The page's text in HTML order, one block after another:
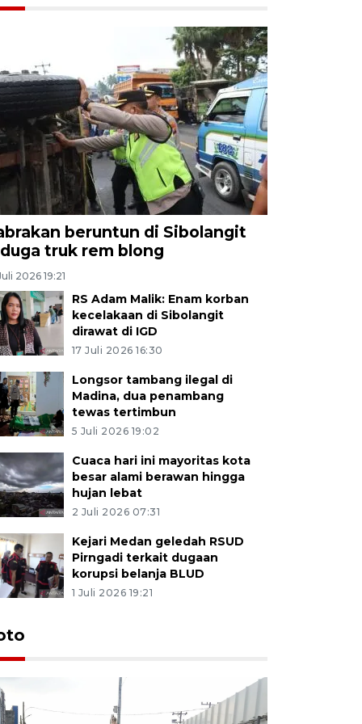
beruntun di Sibolangit
truk rem blong
2026 19:21
RS Adam Malik: Enam korban
kecelakaan di Sibolangit
dirawat di IGD
17 Juli 2026 16:30
Longsor tambang ilegal di
Madina, dua penambang
tewas tertimbun
5 Juli 2026 19:02
Cuaca hari ini mayoritas kota
besar alami berawan hingga
hujan lebat
2 Juli 2026 07:31
Kejari Medan geledah RSUD
Pirngadi terkait dugaan
korupsi belanja BLUD
1 Juli 2026 19:21